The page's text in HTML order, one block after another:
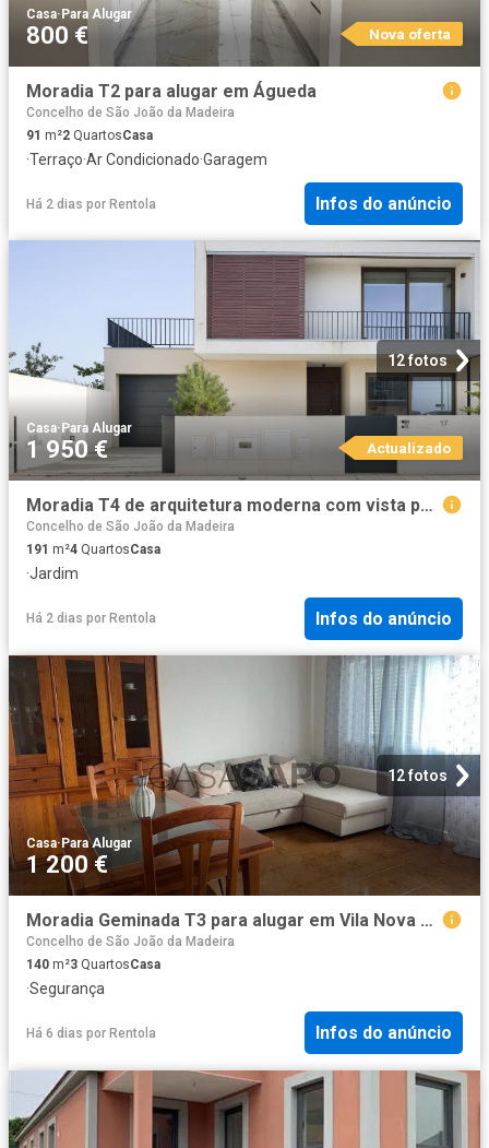
Casa·Para Alugar
800 € Nova oferta
Moradia T2 para alugar em Águeda
Concelho de São João da Madeira
91 m²2 QuartosCasa
·Terraço·Ar Condicionado·Garagem
Há 2 dias por Rentola Infos do anúncio
12 fotos
Casa· Para Alugar
1 950 € Actualizado
Moradia T4 de arquitetura moderna com vista para a Ria em Ílhavo!
Concelho de São João da Madeira
191 m²4 QuartosCasa
·Jardim
Há 2 dias por Rentola Infos do anúncio
12 fotos
Casa·Para Alugar
1 200 €
Moradia Geminada T3 para alugar em Vila Nova de Gaia
Concelho de São João da Madeira
140 m²3 QuartosCasa
·Segurança
Há 6 dias por Rentola Infos do anúncio